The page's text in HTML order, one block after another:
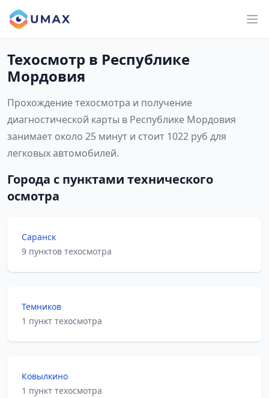
Техосмотр в Республике
Мордовия
Прохождение техосмотра и получение
диагностической карты в Республике Мордовия
занимает около 25 минут и стоит 1022 руб для
легковых автомобилей.
Города с пунктами технического
осмотра
Саранск
9 пунктов техосмотра
Темников
1 пункт техосмотра
Ковылкино
1 пункт техосмотра